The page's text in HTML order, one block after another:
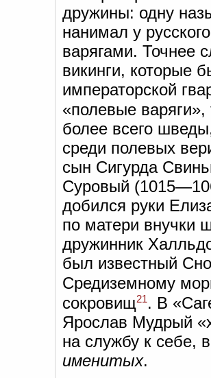
дружины: одну
нанимал у
варягами. Точнее
викинги, которые
императорской
«полевые
более всего
среди полевых
сын Сигурда
Суровый
добился руки
по матери внучки
дружинник
был известный
Средиземному
сокровищ21. В
Ярослав Мудрый
на службу к себе,
именитых.